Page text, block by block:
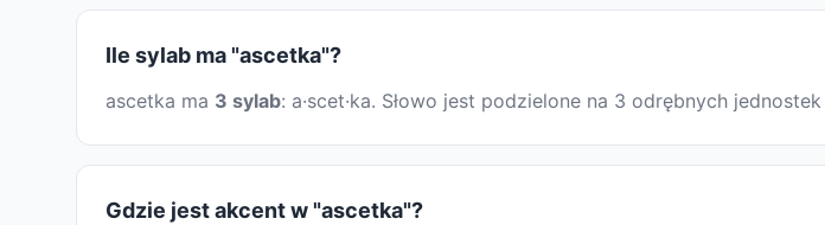
Ile sylab ma "ascetka"?
ascetka ma 3 sylab: a·scet·ka. Słowo jest podzielone na 3 odrębnych
Gdzie jest akcent w "ascetka"?